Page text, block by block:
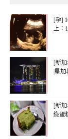
[孕]
上：
[新
|星
[新
綠蛋